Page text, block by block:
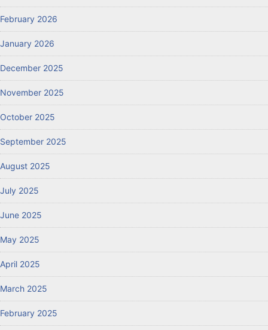
February 2026
January 2026
December 2025
November 2025
October 2025
September 2025
August 2025
July 2025
June 2025
May 2025
April 2025
March 2025
February 2025